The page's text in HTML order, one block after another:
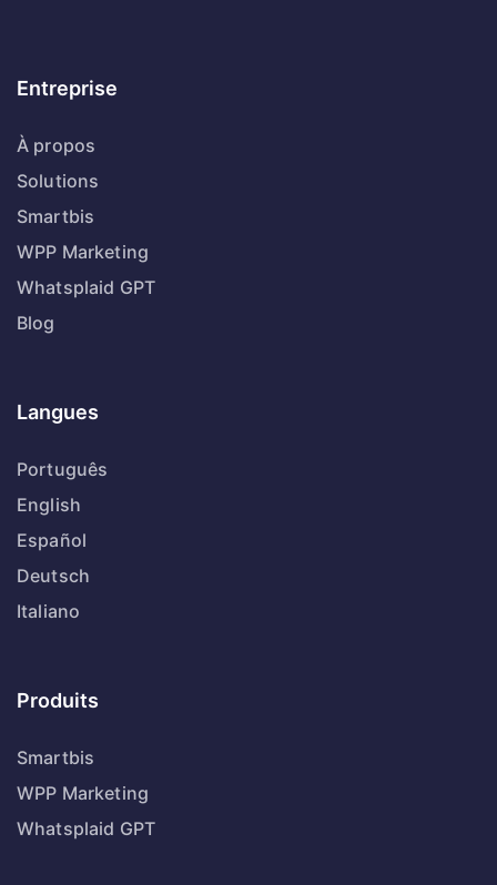
Entreprise
À propos
Solutions
Smartbis
WPP Marketing
Whatsplaid GPT
Blog
Langues
Português
English
Español
Deutsch
Italiano
Produits
Smartbis
WPP Marketing
Whatsplaid GPT